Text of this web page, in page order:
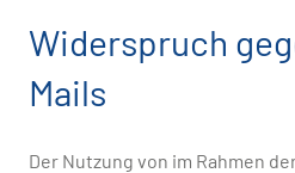
Widerspruch
Mails
Der Nutzung von im Rahmen